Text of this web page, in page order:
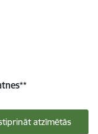
**
atzīmētās